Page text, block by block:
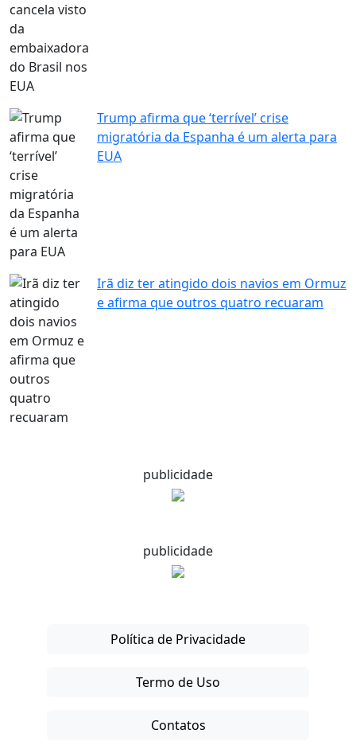
Trump afirma que ‘terrível’ crise
migratória da Espanha é um alerta para
EUA
Irã diz ter atingido dois navios em Ormuz
e afirma que outros quatro recuaram
publicidade
publicidade
Política de Privacidade
Termo de Uso
Contatos